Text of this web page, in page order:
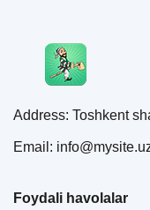
Address: Toshkent
Email:
Foydali havolalar